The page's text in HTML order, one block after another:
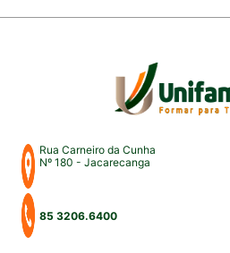
Rua Carneiro da Cunha
Nº 180 - Jacarecanga
85 3206.6400